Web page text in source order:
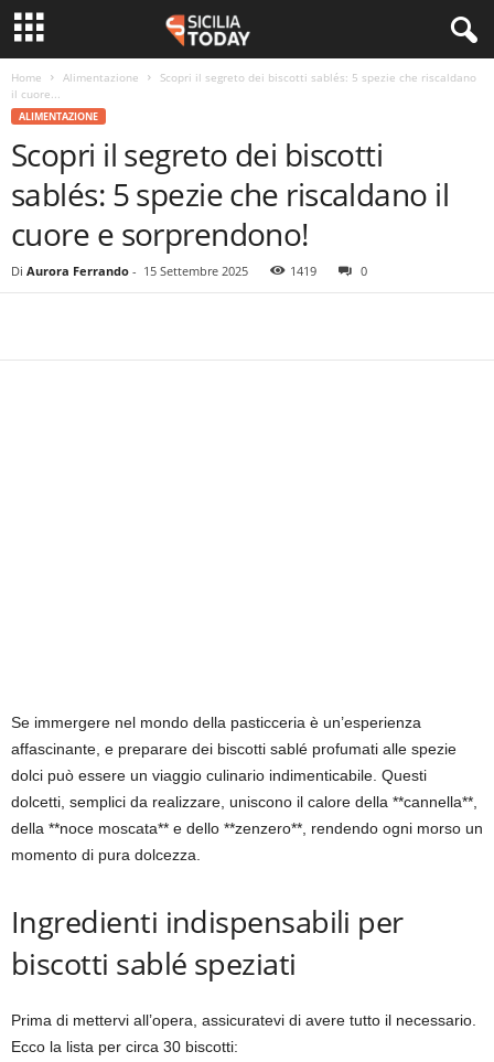
Home Alimentazione
Scopri il segreto dei biscotti sablés: 5 spezie che riscaldano
il cuore...
ALIMENTAZIONE
Scopri il segreto dei biscotti
sablés: 5 spezie che riscaldano il
cuore e sorprendono!
Di Aurora Ferrando - 15 Settembre 2025 1419 0
Se immergere nel mondo della pasticceria è un’esperienza
affascinante, e preparare dei biscotti sablé profumati alle spezie
dolci può essere un viaggio culinario indimenticabile. Questi
dolcetti, semplici da realizzare, uniscono il calore della **cannella**,
della **noce moscata** e dello **zenzero**, rendendo ogni morso un
momento di pura dolcezza.
Ingredienti indispensabili per
biscotti sablé speziati
Prima di mettervi all’opera, assicuratevi di avere tutto il necessario.
Ecco la lista per circa 30 biscotti: